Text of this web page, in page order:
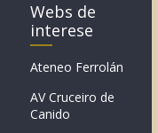
Webs de
interese
Ateneo Ferrolán
AV Cruceiro de
Canido